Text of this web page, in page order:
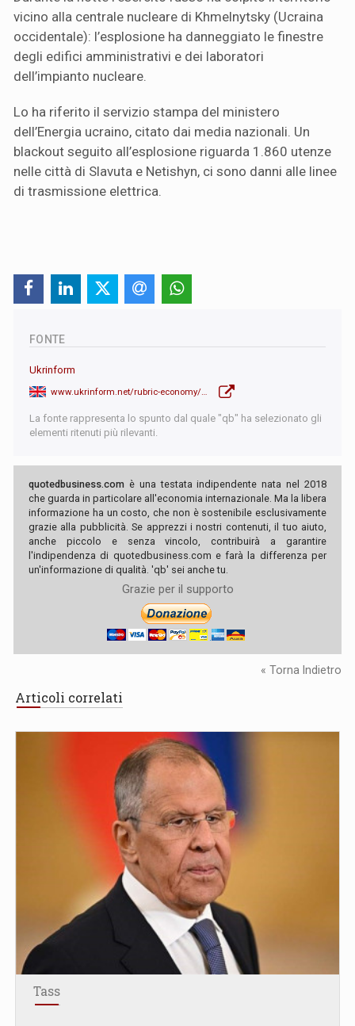
vicino alla centrale nucleare di Khmelnytsky (Ucraina
occidentale): l’esplosione ha danneggiato le finestre
degli edifici amministrativi e dei laboratori
dell’impianto nucleare.
Lo ha riferito il servizio stampa del ministero
dell’Energia ucraino, citato dai media nazionali. Un
blackout seguito all’esplosione riguarda 1.860 utenze
nelle città di Slavuta e Netishyn, ci sono danni alle linee
di trasmissione elettrica.
FONTE
Ukrinform
La fonte rappresenta lo spunto dal quale "qb" ha selezionato gli
elementi ritenuti più rilevanti.
quotedbusiness.com è una testata indipendente nata nel 2018
che guarda in particolare all'economia internazionale. Ma la libera
informazione ha un costo, che non è sostenibile esclusivamente
grazie alla pubblicità. Se apprezzi i nostri contenuti, il tuo aiuto,
anche piccolo e senza vincolo, contribuirà a garantire
l'indipendenza di quotedbusiness.com e farà la differenza per
un'informazione di qualità. 'qb' sei anche tu.
Grazie per il supporto
« Torna Indietro
Articoli correlati
Tass